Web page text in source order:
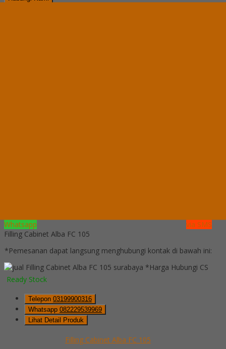
Whatsapp
via SMS
Filling Cabinet Alba FC 105
*Pemesanan dapat langsung menghubungi kontak di bawah ini:
*Harga Hubungi CS
Ready Stock
Telepon 03199900316
Whatsapp 082229539969
Lihat Detail Produk
Filling Cabinet Alba FC 105